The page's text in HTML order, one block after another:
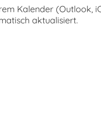
Kalender (Outlook,
aktualisiert.